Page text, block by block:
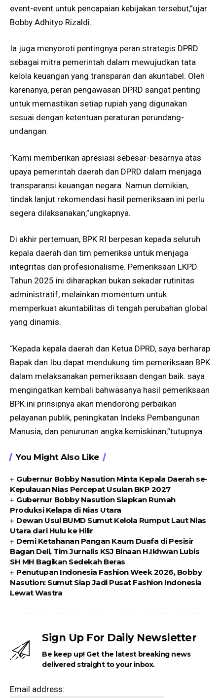
event-event untuk pencapaian kebijakan tersebut,”ujar
Bobby Adhityo Rizaldi.
Ia juga menyoroti pentingnya peran strategis DPRD
sebagai mitra pemerintah dalam mewujudkan tata
kelola keuangan yang transparan dan akuntabel. Oleh
karenanya, peran pengawasan DPRD sangat penting
untuk memastikan setiap rupiah yang digunakan
sesuai dengan ketentuan peraturan perundang-
undangan.
“Kami memberikan apresiasi sebesar-besarnya atas
upaya pemerintah daerah dan DPRD dalam menjaga
transparansi keuangan negara. Namun demikian,
tindak lanjut rekomendasi hasil pemeriksaan ini perlu
segera dilaksanakan,”ungkapnya.
Di akhir pertemuan, BPK RI berpesan kepada seluruh
kepala daerah dan tim pemeriksa untuk menjaga
integritas dan profesionalisme. Pemeriksaan LKPD
Tahun 2025 ini diharapkan bukan sekadar rutinitas
administratif, melainkan momentum untuk
memperkuat akuntabilitas di tengah perubahan global
yang dinamis.
“Kepada kepala daerah dan Ketua DPRD, saya berharap
Bapak dan Ibu dapat mendukung tim pemeriksaan BPK
dalam melaksanakan pemeriksaan dengan baik. saya
mengingatkan kembali bahwasanya hasil pemeriksaan
BPK ini prinsipnya akan mendorong perbaikan
pelayanan publik, peningkatan Indeks Pembangunan
Manusia, dan penurunan angka kemiskinan,”tutupnya.
You Might Also Like
Gubernur Bobby Nasution Minta Kepala Daerah se-
Kepulauan Nias Percepat Usulan BKP 2027
Gubernur Bobby Nasution Siapkan Rumah
Produksi Kelapa di Nias Utara
Dewan Usul BUMD Sumut Kelola Rumput Laut Nias
Utara dari Hulu ke Hilir
Demi Ketahanan Pangan Kaum Duafa di Pesisir
Bagan Deli, Tim Jurnalis KSJ Binaan H.Ikhwan Lubis
SH MH Bagikan Sedekah Beras
Penutupan Indonesia Fashion Week 2026, Bobby
Nasution: Sumut Siap Jadi Pusat Fashion Indonesia
Lewat Wastra
Sign Up For Daily Newsletter
Be keep up! Get the latest breaking news
delivered straight to your inbox.
Email address: